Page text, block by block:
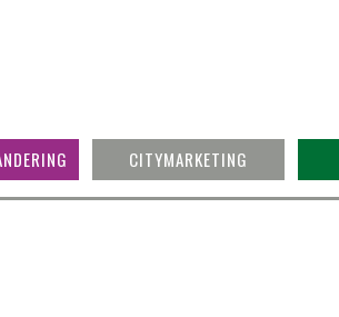
CITYMARKETING